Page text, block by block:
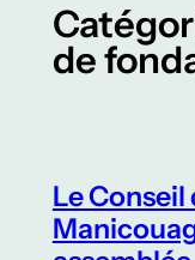
de
Le Conseil